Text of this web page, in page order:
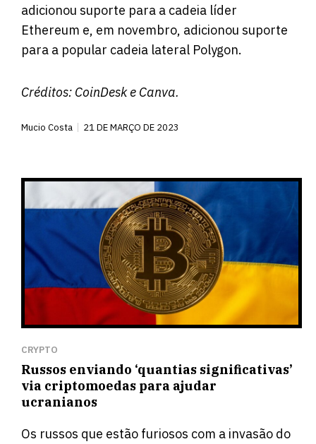
adicionou suporte para a cadeia líder
Ethereum e, em novembro, adicionou suporte
para a popular cadeia lateral Polygon.
Créditos: CoinDeske Canva.
Mucio Costa 21 DE MARÇO DE 2023
CRYPTO
Russos enviando ‘quantias significativas’
via criptomoedas para ajudar
ucranianos
Os russos que estão furiosos com a invasão do